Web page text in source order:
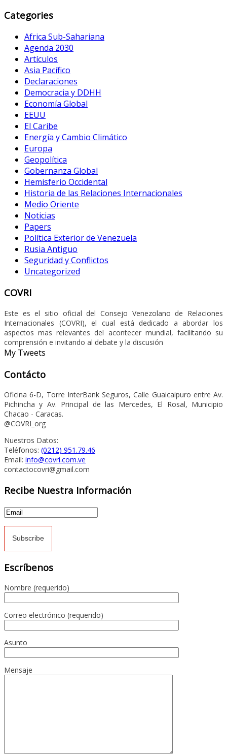
Categories
Africa Sub-Sahariana
Agenda 2030
Artículos
Asia Pacífico
Declaraciones
Democracia y DDHH
Economía Global
EEUU
El Caribe
Energía y Cambio Climático
Europa
Geopolítica
Gobernanza Global
Hemisferio Occidental
Historia de las Relaciones Internacionales
Medio Oriente
Noticias
Papers
Política Exterior de Venezuela
Rusia Antiguo
Seguridad y Conflictos
Uncategorized
COVRI
Este es el sitio oficial del Consejo Venezolano de Relaciones
Internacionales (COVRI), el cual está dedicado a abordar los
aspectos mas relevantes del acontecer mundial, facilitando su
comprensión e invitando al debate y la discusión
My Tweets
Contácto
Oficina 6-D, Torre InterBank Seguros, Calle Guaicaipuro entre Av.
Pichincha y Av. Principal de las Mercedes, El Rosal, Municipio
Chacao - Caracas.
@COVRI_org
Nuestros Datos:
Teléfonos: (0212) 951.79.46
Email: info@covri.com.ve
contactocovri@gmail.com
Recibe Nuestra Información
Escríbenos
Nombre (requerido)
Correo electrónico (requerido)
Asunto
Mensaje